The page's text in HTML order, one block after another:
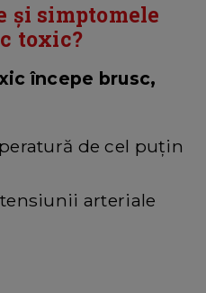
și simptomele
toxic?
începe brusc,
de cel puțin
arteriale